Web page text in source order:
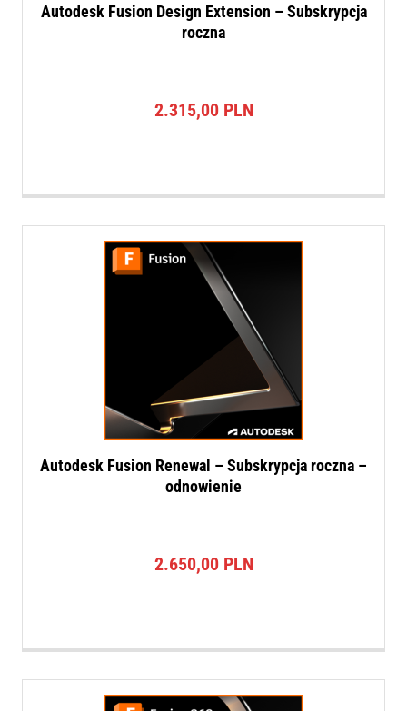
Autodesk Fusion Design Extension – Subskrypcja
roczna
2.315,00 PLN
Autodesk Fusion Renewal – Subskrypcja roczna –
odnowienie
2.650,00 PLN